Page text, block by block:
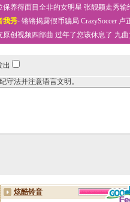
保养得面目全非的女明星 张靓颖走秀输
我秀- 锵锵揭露假币骗局 CrazySoccer 卢
原创视频四部曲 过年了您该休息了 九
出
守法并注意语言文明。